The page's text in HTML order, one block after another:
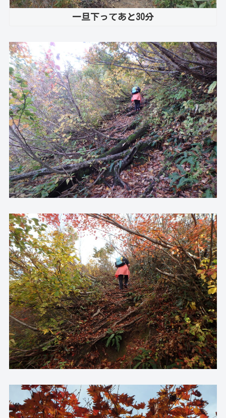
一旦下ってあと30分